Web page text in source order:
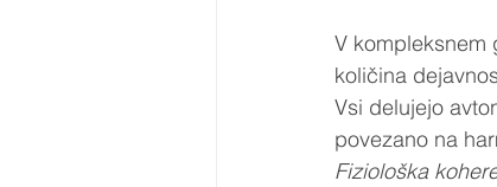
V kompleksnem
količina
Vsi delujejo
povezano na
Fiziološka